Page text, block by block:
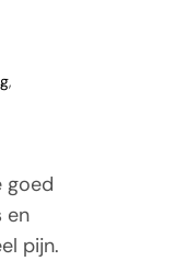
,
goed
en
pijn.